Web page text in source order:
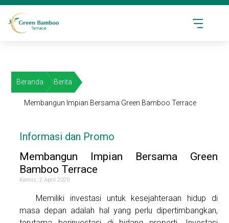
Beranda Berita
Membangun Impian Bersama Green Bamboo Terrace
Informasi dan Promo
Membangun Impian Bersama Green
Bamboo Terrace
Kamis, 2 April 2020
Memiliki investasi untuk kesejahteraan hidup di
masa depan adalah hal yang perlu dipertimbangkan,